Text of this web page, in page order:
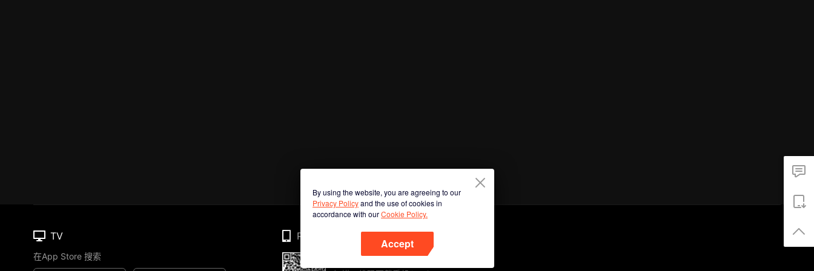
By using the website, you are agreeing to our
Privacy Policyand the use of cookies in
accordance with ourCookie Policy.
Accept
TV
在App Store 搜索
Phone